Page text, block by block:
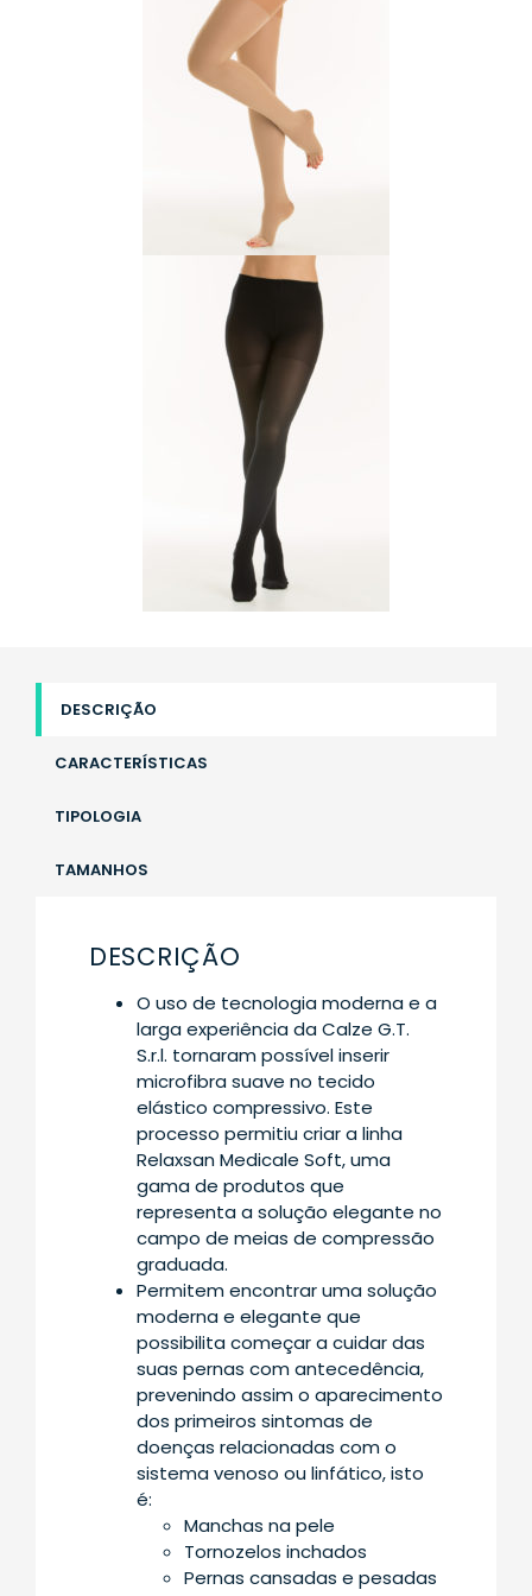
DESCRIÇÃO
CARACTERÍSTICAS
TIPOLOGIA
TAMANHOS
DESCRIÇÃO
O uso de tecnologia moderna e a
larga experiência da Calze G.T.
S.r.l. tornaram possível inserir
microfibra suave no tecido
elástico compressivo. Este
processo permitiu criar a linha
Relaxsan Medicale Soft, uma
gama de produtos que
representa a solução elegante no
campo de meias de compressão
graduada.
Permitem encontrar uma solução
moderna e elegante que
possibilita começar a cuidar das
suas pernas com antecedência,
prevenindo assim o aparecimento
dos primeiros sintomas de
doenças relacionadas com o
sistema venoso ou linfático, isto
é:
Manchas na pele
Tornozelos inchados
Pernas cansadas e pesadas